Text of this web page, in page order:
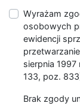
Wyrażam
osobowych
ewidencji
sierpnia
133, poz.
Brak zgody